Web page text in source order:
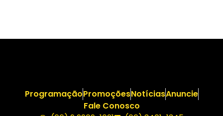
ProgramaçãoPromoçõesNotíciasAnuncie
Fale Conosco